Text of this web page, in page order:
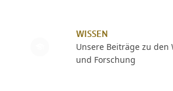
WISSEN
Unsere Beiträge zu den
und Forschung